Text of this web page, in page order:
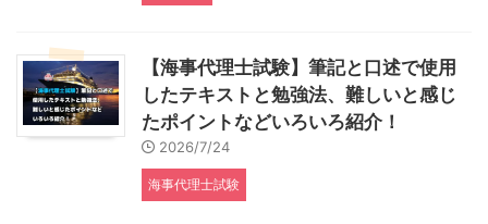
【海事代理士試験】筆記と口述で使用
したテキストと勉強法、難しいと感じ
たポイントなどいろいろ紹介！
2026/7/24
海事代理士試験